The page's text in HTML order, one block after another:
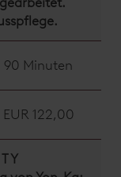
90 Minuten
EUR 122,00
Y